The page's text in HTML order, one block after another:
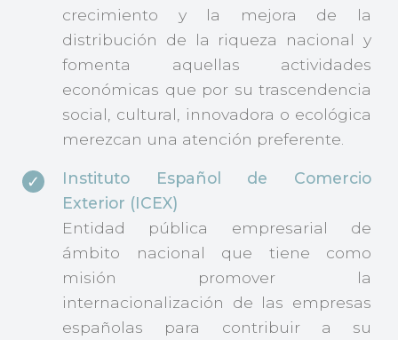
crecimiento y la mejora de la
distribución de la riqueza nacional y
fomenta aquellas actividades
económicas que por su trascendencia
social, cultural, innovadora o ecológica
merezcan una atención preferente.
Instituto Español de Comercio
Exterior (ICEX)
Entidad pública empresarial de
ámbito nacional que tiene como
misión promover la
internacionalización de las empresas
españolas para contribuir a su